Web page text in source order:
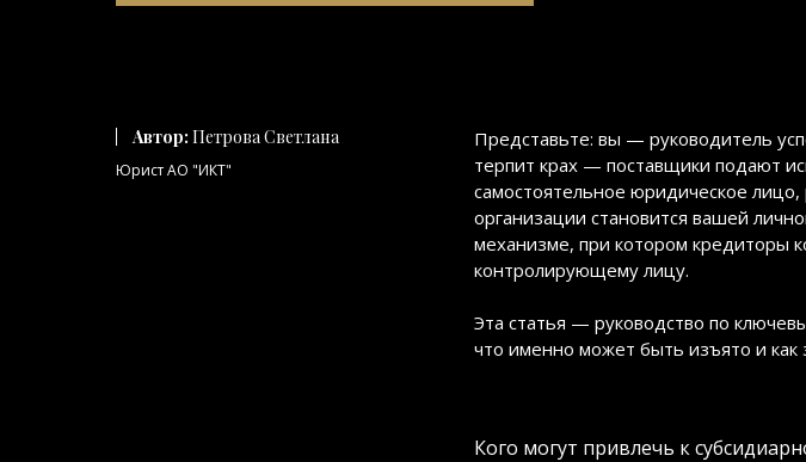
Автор: Петрова Светлана
Юрист АО "ИКТ"
Представьте: вы — руководитель
терпит крах — поставщики подают
самостоятельное юридическое
организации становится вашей
механизме, при котором кредиторы
контролирующему лицу.
Эта статья — руководство по
что именно может быть изъято и как
Кого могут привлечь к